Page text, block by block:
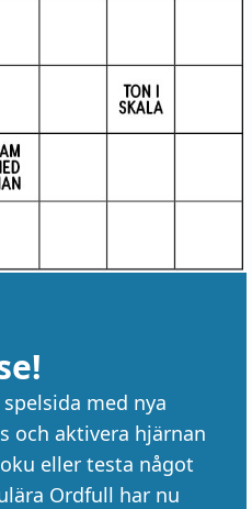
med nya
och aktivera hjärnan
eller testa något
Ordfull har nu